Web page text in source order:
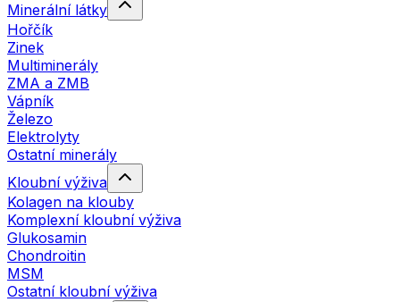
Minerální látky
Hořčík
Zinek
Multiminerály
ZMA a ZMB
Vápník
Železo
Elektrolyty
Ostatní minerály
Kloubní výživa
Kolagen na klouby
Komplexní kloubní výživa
Glukosamin
Chondroitin
MSM
Ostatní kloubní výživa